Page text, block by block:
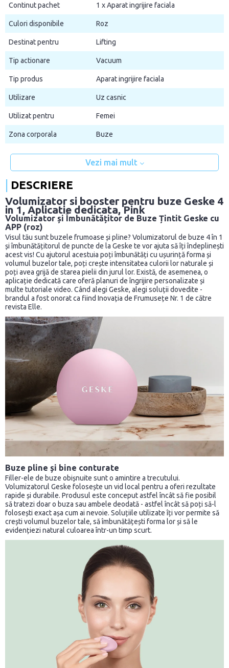
Continut pachet 1 x Aparat ingrijire faciala
Culori disponibile Roz
Destinat pentru Lifting
Tip actionare Vacuum
Tip produs Aparat ingrijire faciala
Utilizare Uz casnic
Utilizat pentru Femei
Zona corporala Buze
Vezi mai mult
DESCRIERE
Volumizator si booster pentru buze Geske 4
in 1, Aplicatie dedicata, Pink
Volumizator și Îmbunătățitor de Buze Țintit Geske cu
APP (roz)
Visul tău sunt buzele frumoase și pline? Volumizatorul de buze 4 în 1
și îmbunătățitorul de puncte de la Geske te vor ajuta să îți îndeplinești
acest vis! Cu ajutorul acestuia poți îmbunătăți cu ușurință forma și
volumul buzelor tale, poți crește intensitatea culorii lor naturale și
poți avea grijă de starea pielii din jurul lor. Există, de asemenea, o
aplicație dedicată care oferă planuri de îngrijire personalizate și
multe tutoriale video. Când alegi Geske, alegi soluții dovedite -
brandul a fost onorat ca fiind Inovația de Frumusețe Nr. 1 de către
revista Elle.
Buze pline și bine conturate
Filler-ele de buze obișnuite sunt o amintire a trecutului.
Volumizatorul Geske folosește un vid local pentru a oferi rezultate
rapide și durabile. Produsul este conceput astfel încât să fie posibil
să tratezi doar o buza sau ambele deodată - astfel încât să poți să-l
folosești exact așa cum ai nevoie. Soluțiile utilizate îți vor permite să
crești volumul buzelor tale, să îmbunătățești forma lor și să le
evidențiezi natural culoarea într-un timp scurt.